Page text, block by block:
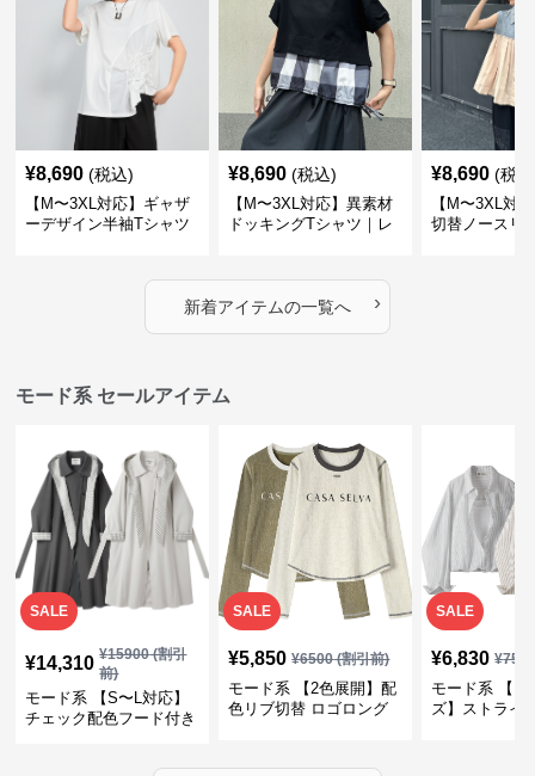
¥8,690 (税込)
【M〜3XL対応】ギャザ
ーデザイン半袖Tシャツ
¥8,690 (税込)
【M〜3XL対応】異素材
ドッキングTシャツ｜レ
カバー・大人モード
¥8,690 (税
【M〜3XL対
切替ノースリ
新着アイテムの一覧へ ›
モード系 セールアイテム
SALE
¥14,310 ¥15900(割引
前)
モード系 【S〜L対応】
チェック配色フード付き
SALE
¥5,850 ¥6500(割引前)
モード系 【2色展開】配
色リブ切替 ロゴロング
SALE
¥6,830 ¥
モード系 【フ
ズ】ストライ